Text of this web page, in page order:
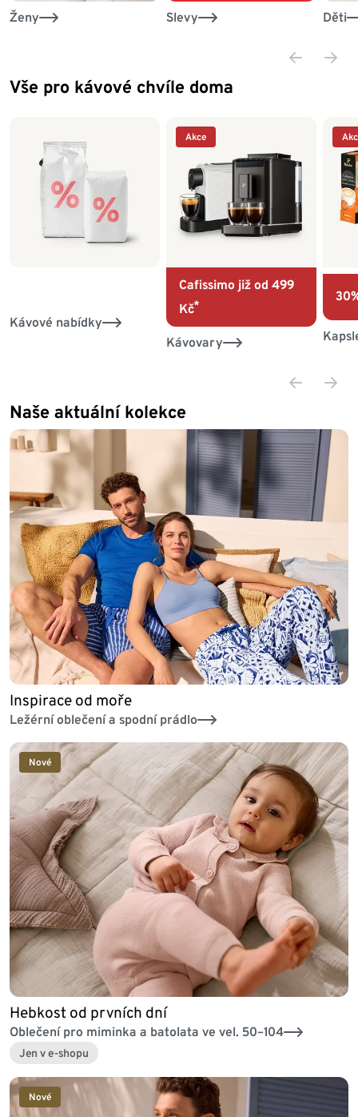
Ženy Slevy Děti
Vše pro kávové chvíle doma
Kávové nabídky
Akce
Cafissimo již od 499
Kč*
Kávovary
Konec seznamu
Naše aktuální kolekce
Inspirace od moře
Ležérní oblečení a spodní prádlo
Nové
Hebkost od prvních dní
Oblečení pro miminka a batolata ve vel. 50–104
Jen v e-shopu
Nové